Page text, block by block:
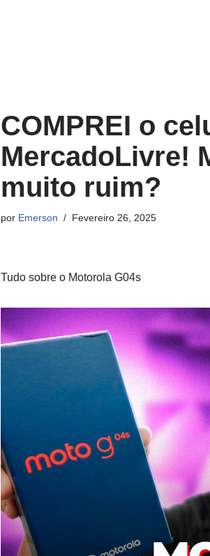
COMPREI o
MercadoLivre!
muito ruim?
por Emerson Fevereiro 26, 2025
Tudo sobre o Motorola G04s